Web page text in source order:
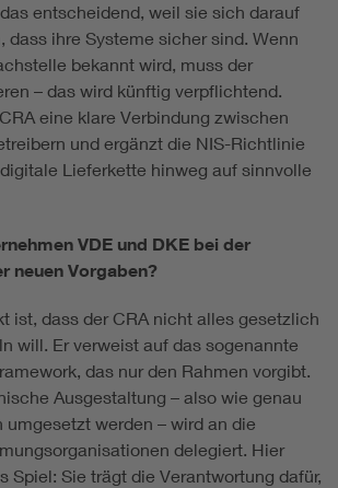
entscheidend, weil sie sich darauf
dass ihre Systeme sicher sind. Wenn
bekannt wird, muss der
– das wird künftig verpflichtend.
eine klare Verbindung zwischen
und ergänzt die NIS-Richtlinie
Lieferkette hinweg auf sinnvolle
VDE und DKE bei der
neuen Vorgaben?
ist, dass der CRA nicht alles gesetzlich
will. Er verweist auf das sogenannte
das nur den Rahmen vorgibt.
Ausgestaltung – also wie genau
umgesetzt werden – wird an die
delegiert. Hier
Spiel: Sie trägt die Verantwortung dafür,